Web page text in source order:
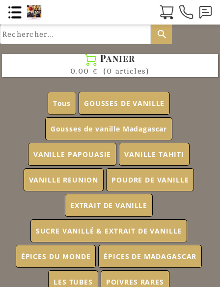
search
 Panier
0.00 € (0 articles)
Tous GOUSSES DE VANILLE
Gousses de vanille Madagascar
VANILLE PAPOUASIE VANILLE TAHITI
VANILLE REUNION POUDRE DE VANILLE
EXTRAIT DE VANILLE
SUCRE VANILLÉ & EXTRAIT DE VANILLE
ÉPICES DU MONDE ÉPICES DE MADAGASCAR
LES TUBES POIVRES RARES